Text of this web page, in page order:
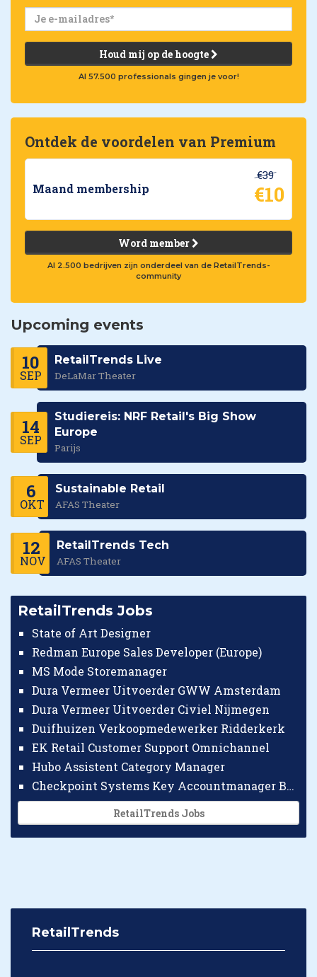
Houd mij op de hoogte
Al 57.500 professionals gingen je voor!
Ontdek de voordelen van Premium
Maand membership
€39
€10
Word member
Al 2.500 bedrijven zijn onderdeel van de RetailTrends-
community
Upcoming events
10
SEP
RetailTrends Live
DeLaMar Theater
14
SEP
Studiereis: NRF Retail's Big Show
Europe
Parijs
6
OKT
Sustainable Retail
AFAS Theater
12
NOV
RetailTrends Tech
AFAS Theater
RetailTrends Jobs
State of Art Designer
Redman Europe Sales Developer (Europe)
MS Mode Storemanager
Dura Vermeer Uitvoerder GWW Amsterdam
Dura Vermeer Uitvoerder Civiel Nijmegen
Duifhuizen Verkoopmedewerker Ridderkerk
EK Retail Customer Support Omnichannel
Hubo Assistent Category Manager
Checkpoint Systems Key Accountmanager Benelux
RetailTrends Jobs
RetailTrends